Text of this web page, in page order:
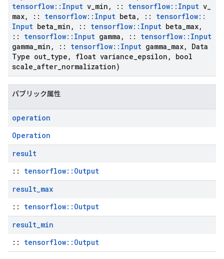
tensorflow:: Input v min , :: tensorflow:: Input v
max, :: tensorflow:: Input beta , :: tensorflow::
Input beta min , :: tensorflow:: Input beta max,
::
tensorflow:: Input gamma , :: tensorflow:: Input
gamma min , :: tensorflow:: Input gamma max,
Data
Type out type , float variance epsilon ,
bool
scale after normalization)
パブリック属性
operation
Operation
result
:: tensorflow::Output
result_max
:: tensorflow::Output
result_min
:: tensorflow::Output